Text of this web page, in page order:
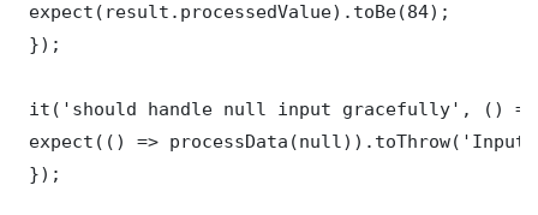
expect(result.processedValue).toBe(84);
});
it('should handle null input gracefully', ()
expect(() =>
});